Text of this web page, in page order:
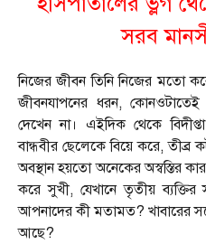
সরব
নিজের জীবন তিনি নিজের মতো
জীবনযাপনের ধরন,
দেখেন না। এইদিক থেকে
বান্ধবীর ছেলেকে বিয়ে করে,
অবস্থান হয়তো অনেকের অস্বস্তির
করে সুখী, যেখানে তৃতীয়
আপনাদের কী মতামত? খাবারের
আছে?